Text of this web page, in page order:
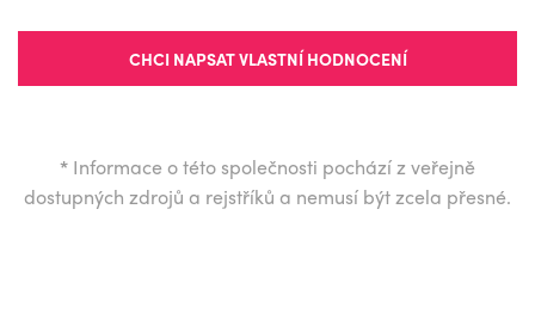
CHCI NAPSAT VLASTNÍ HODNOCENÍ
* Informace o této společnosti pochází z veřejně
dostupných zdrojů a rejstříků a nemusí být zcela přesné.